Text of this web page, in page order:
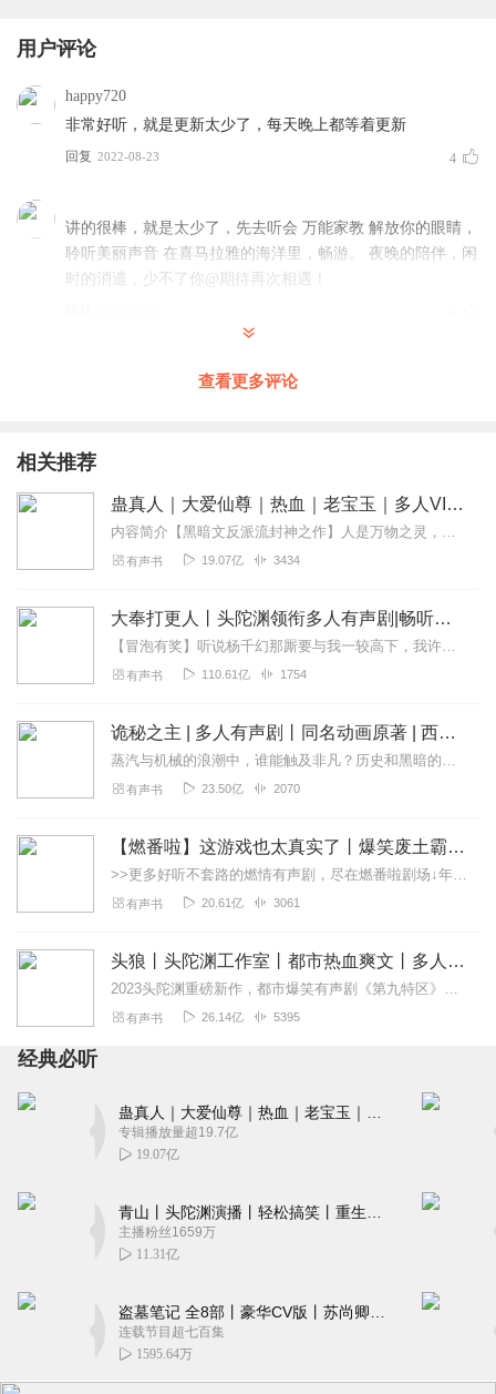
用户评论
happy720
非常好听，就是更新太少了，每天晚上都等着更新
回复 2022-08-23 4
讲的很棒，就是太少了，先去听会 万能家教 解放你的眼睛，
聆听美丽声音 在喜马拉雅的海洋里，畅游。 夜晚的陪伴，闲
时的消遣，少不了你@期待再次相遇！
好听(ง •̀_•́)ง，主播演绎的角色跟性格，非常棒……女播也很
回复
唐家_小二
太好听了✔主播酱油更🤔🤔🤔🤔
2022-03-11
听友195220189
好好的小说硬他妈写成一堆女人 可笑不可笑
2023-01-10
国庆_se
主播这本书我养了很长时间以为没完结，结果不更了不是烂
尾了吧？
查看更多评论
相关推荐
蛊真人｜大爱仙尊｜热血｜老宝玉｜多人VIP免费有声剧
内容简介【黑暗文反派流封神之作】人是万物之灵，蛊是天地真精。一个穿越者不断重生的故事。一个养蛊、炼蛊、用蛊的奇特世界。配音组（男角色）老宝玉旁白...
有声书 19.07亿 3434
大奉打更人丨头陀渊领衔多人有声剧|畅听全集|王鹤棣、田曦薇主演影视剧原著|卖报小郎君
【冒泡有奖】听说杨千幻那厮要与我一较高下，我许七安要开始装叉了！快进入声音播放页戳下方输入框，冒个泡偷偷告诉我，我要用哪些诗词才能胜过他？说得好的，有赏！202...
有声书 110.61亿 1754
诡秘之主 | 多人有声剧丨同名动画原著 | 西幻克苏鲁 | 乌贼作品
蒸汽与机械的浪潮中，谁能触及非凡？历史和黑暗的迷雾里，又是谁在耳语？我从诡秘中醒来，睁眼看见这个世界：枪械，大炮，巨舰，飞空艇，差分机；魔药，占卜，诅咒，倒吊人...
有声书 23.50亿 2070
【燃番啦】这游戏也太真实了丨爆笑废土霸榜神作丨紫襟剧社制作
>>更多好听不套路的燃情有声剧，尽在燃番啦剧场↓年度重磅推荐本专辑为VIP免费专辑每天上午10点5集更新，订阅可以听到最新内容哦！每周抽一个专辑五星优质评论送...
有声书 20.61亿 3061
头狼丨头陀渊工作室丨都市热血爽文丨多人有声剧
2023头陀渊重磅新作，都市爆笑有声剧《第九特区》，点击收听！内容简介本来我只想老老实实的当条哈巴狗，可他们瞧不起我，硬生生的把我逼成一头狼！CAST旁白：...
有声书 26.14亿 5395
经典必听
专辑播放量超19.7亿
19.07亿
主播粉丝1659万
11.31亿
连载节目超七百集
1595.64万